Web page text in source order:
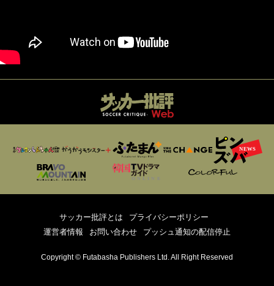
サッカー批評とは
プライバシーポリシー
運営者情報
お問い合わせ プッシュ通知の配信停止
Copyright © Futabasha Publishers Ltd. All Right Reserved